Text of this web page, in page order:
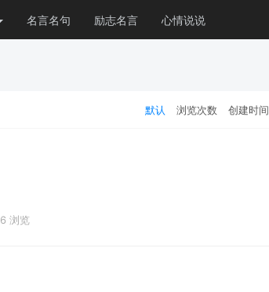
名言名句 励志名言 心情说说
默认 浏览次数 创建时间
6 浏览